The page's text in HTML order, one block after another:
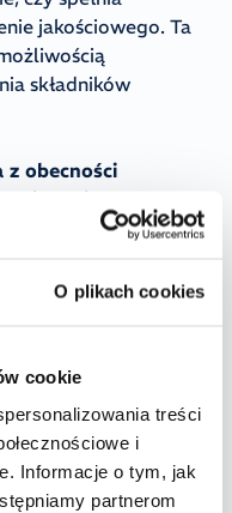
O plikach cookies
cookie
treści
i
Informacje o tym, jak
partnerom
jakościowego. Ta
składników
z obecności
decydują o tym,
oraz stabilność
skuteczności